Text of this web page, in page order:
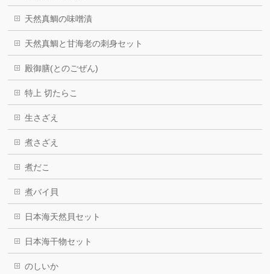
天然真鯛の味噌漬
天然真鯛と甘海老の刺身セット
殿御膳(とのごぜん)
特上 切たらこ
生さざえ
煮さざえ
煮だこ
煮バイ貝
日本海天然貝セット
日本海干物セット
のしいか